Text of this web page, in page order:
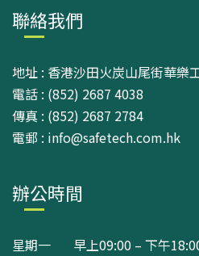
聯絡我們
地址 : 香港沙田火炭山尾街華樂
電話 : (852) 2687 4038
傳真 : (852) 2687 2784
電郵 : info@safetech.com.hk
辦公時間
星期一 早上09:00 – 下午